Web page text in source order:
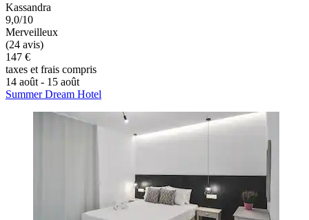
Kassandra
9,0/10
Merveilleux
(24 avis)
147 €
taxes et frais compris
14 août - 15 août
Summer Dream Hotel